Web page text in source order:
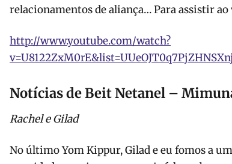
relacionamentos de aliança… Para assistir ao
http://www.youtube.com/watch?
Notícias de Beit Netanel –
Rachel e Gilad
No último Yom Kippur, Gilad e eu fomos a